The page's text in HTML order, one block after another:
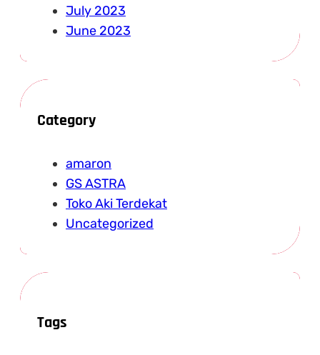
July 2023
June 2023
Category
amaron
GS ASTRA
Toko Aki Terdekat
Uncategorized
Tags